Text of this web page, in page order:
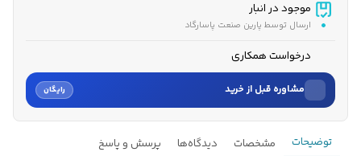
موجود در انبار
ارسال توسط پارین صنعت پاسارگاد
درخواست همکاری
مشاوره قبل از خرید رایگان
نام
توضیحات مشخصات دیدگاه‌ها پرسش و پاسخ